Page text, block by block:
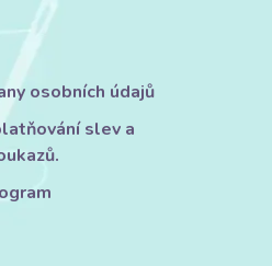
osobních údajů
slev a